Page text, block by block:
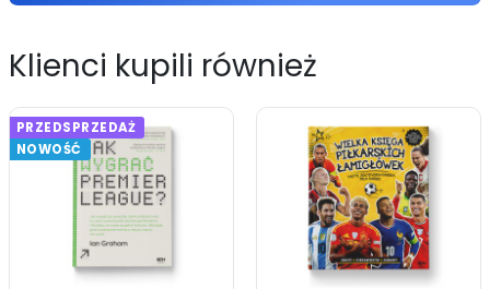
Klienci kupili również
PRZEDSPRZEDAŻ
NOWOŚĆ